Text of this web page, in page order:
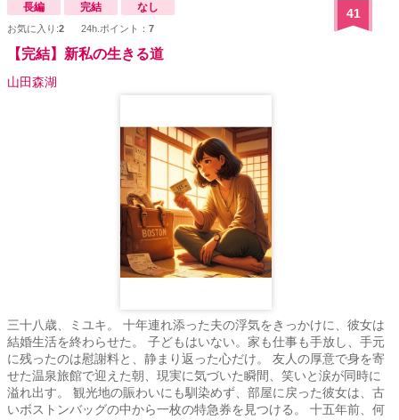
長編 完結 なし
お気に入り:2 24h.ポイント： 7
41
【完結】新私の生きる道
山田森湖
三十八歳、ミユキ。 十年連れ添った夫の浮気をきっかけに、彼女は
結婚生活を終わらせた。 子どもはいない。家も仕事も手放し、手元
に残ったのは慰謝料と、静まり返った心だけ。 友人の厚意で身を寄
せた温泉旅館で迎えた朝、現実に気づいた瞬間、笑いと涙が同時に
溢れ出す。 観光地の賑わいにも馴染めず、部屋に戻った彼女は、古
いボストンバッグの中から一枚の特急券を見つける。 十五年前、何